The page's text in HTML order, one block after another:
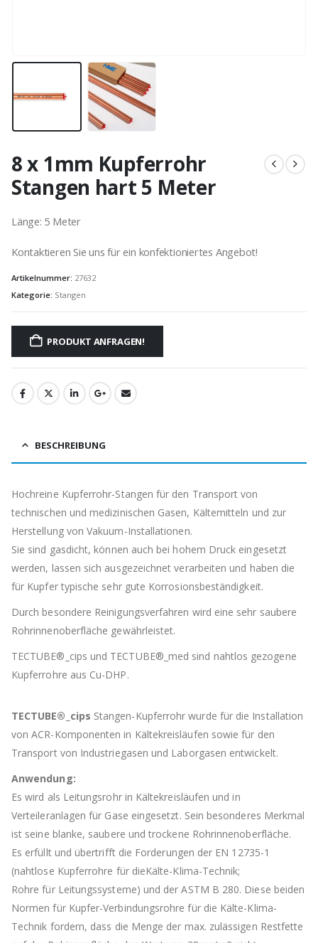
8 x 1mm Kupferrohr
Stangen hart 5 Meter
Länge: 5 Meter
Kontaktieren Sie uns für ein konfektioniertes Angebot!
Artikelnummer: 27632
Kategorie: Stangen
PRODUKT ANFRAGEN!
BESCHREIBUNG
Hochreine Kupferrohr-Stangen für den Transport von
technischen und medizinischen Gasen, Kältemitteln und zur
Herstellung von Vakuum-Installationen.
Sie sind gasdicht, können auch bei hohem Druck eingesetzt
werden, lassen sich ausgezeichnet verarbeiten und haben die
für Kupfer typische sehr gute Korrosionsbeständigkeit.
Durch besondere Reinigungsverfahren wird eine sehr saubere
Rohrinnenoberfläche gewährleistet.
TECTUBE®_cips und TECTUBE®_med sind nahtlos gezogene
Kupferrohre aus Cu-DHP.
TECTUBE®_cips Stangen-Kupferrohr wurde für die Installation
von ACR-Komponenten in Kältekreisläufen sowie für den
Transport von Industriegasen und Laborgasen entwickelt.
Anwendung:
Es wird als Leitungsrohr in Kältekreisläufen und in
Verteileranlagen für Gase eingesetzt. Sein besonderes Merkmal
ist seine blanke, saubere und trockene Rohrinnenoberfläche.
Es erfüllt und übertrifft die Forderungen der EN 12735-1
(nahtlose Kupferrohre für dieKälte-Klima-Technik;
Rohre für Leitungssysteme) und der ASTM B 280. Diese beiden
Normen für Kupfer-Verbindungsrohre für die Kälte-Klima-
Technik fordern, dass die Menge der max. zulässigen Restfette